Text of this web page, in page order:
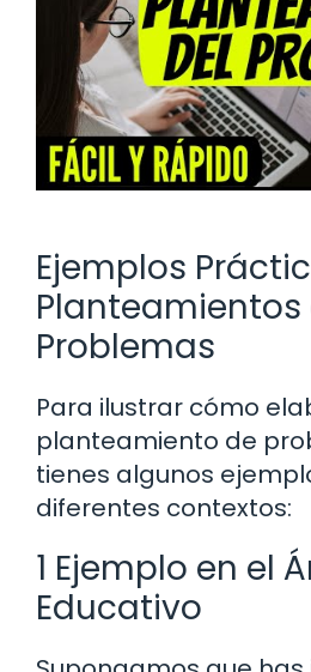
Ejemplos
Planteamientos
Problemas
Para ilustrar cómo
planteamiento de
tienes algunos
diferentes contextos:
1 Ejemplo en el
Educativo